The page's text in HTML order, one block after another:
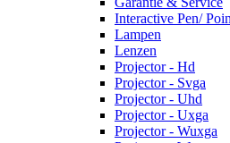
Interactive Pen/
Lampen
Lenzen
Projector - Hd
Projector - Svga
Projector - Uhd
Projector - Uxga
Projector - Wuxga